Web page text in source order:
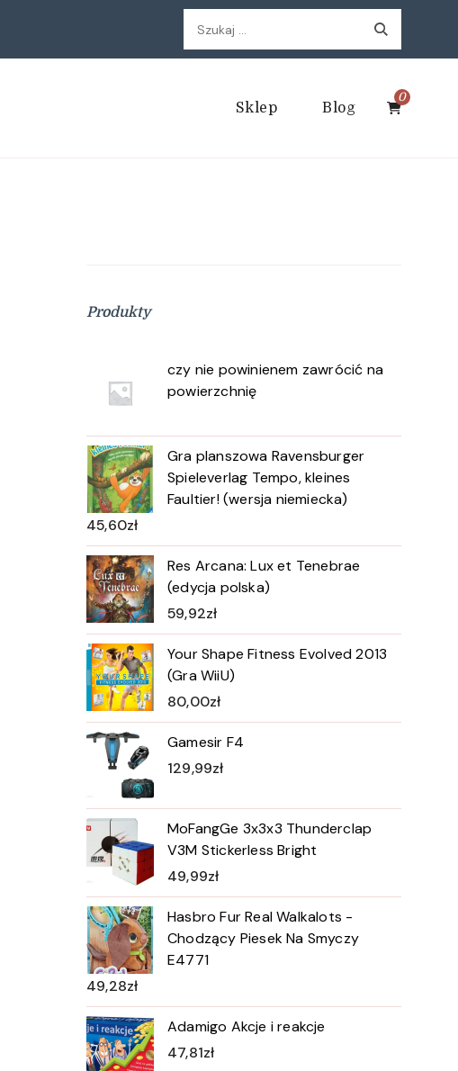
Szukaj:
Sklep Blog
0
Produkty
czy nie powinienem zawrócić na
powierzchnię
Gra planszowa Ravensburger
Spieleverlag Tempo, kleines
Faultier! (wersja niemiecka)
45,60zł
Res Arcana: Lux et Tenebrae
(edycja polska)
59,92zł
Your Shape Fitness Evolved 2013
(Gra WiiU)
80,00zł
Gamesir F4
129,99zł
MoFangGe 3x3x3 Thunderclap
V3M Stickerless Bright
49,99zł
Hasbro Fur Real Walkalots -
Chodzący Piesek Na Smyczy
E4771
49,28zł
Adamigo Akcje i reakcje
47,81zł